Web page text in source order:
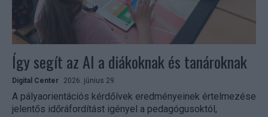
Így segít az AI a diákoknak és tanároknak
Digital Center 2026. június 29.
A pályaorientációs kérdőívek eredményeinek értelmezése
jelentős időráfordítást igényel a pedagógusoktól,